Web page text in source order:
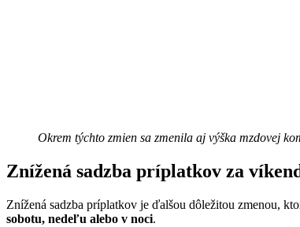
Okrem týchto zmien sa zmenila aj výška mzdovej
Znížená sadzba príplatkov za
Znížená sadzba príplatkov je ďalšou dôležitou zmenou,
sobotu, nedeľu alebo v noci.